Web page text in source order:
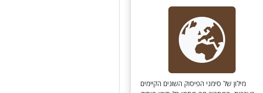
מילון של סימני הפיסוק השונים הקיימים